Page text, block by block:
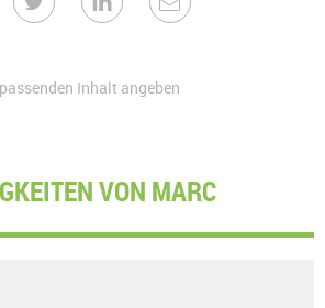
Inhalt angeben
VON MARC